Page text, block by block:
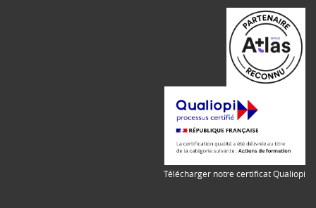
Télécharger notre certificat Qualiopi